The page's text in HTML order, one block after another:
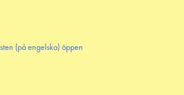
(på engelska) öppen